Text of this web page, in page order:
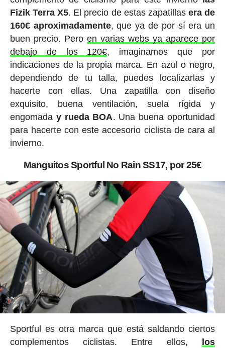
Fizik Terra X5. El precio de estas zapatillasera de
160€ aproximadamente, que ya de por sí era un
buen precio. Pero en varias webs ya aparece por
debajo de los 120€, imaginamos que por
indicaciones de la propia marca. En azul o negro,
dependiendo de tu talla, puedes localizarlas y
hacerte con ellas. Una zapatilla con diseño
exquisito, buena ventilación, suela rígida y
engomada y rueda BOA. Una buena oportunidad
para hacerte con este accesorio ciclista de cara al
invierno.
Manguitos Sportful No Rain SS17, por 25€
Sportful es otra marca que está saldando ciertos
complementos ciclistas. Entre ellos,
los